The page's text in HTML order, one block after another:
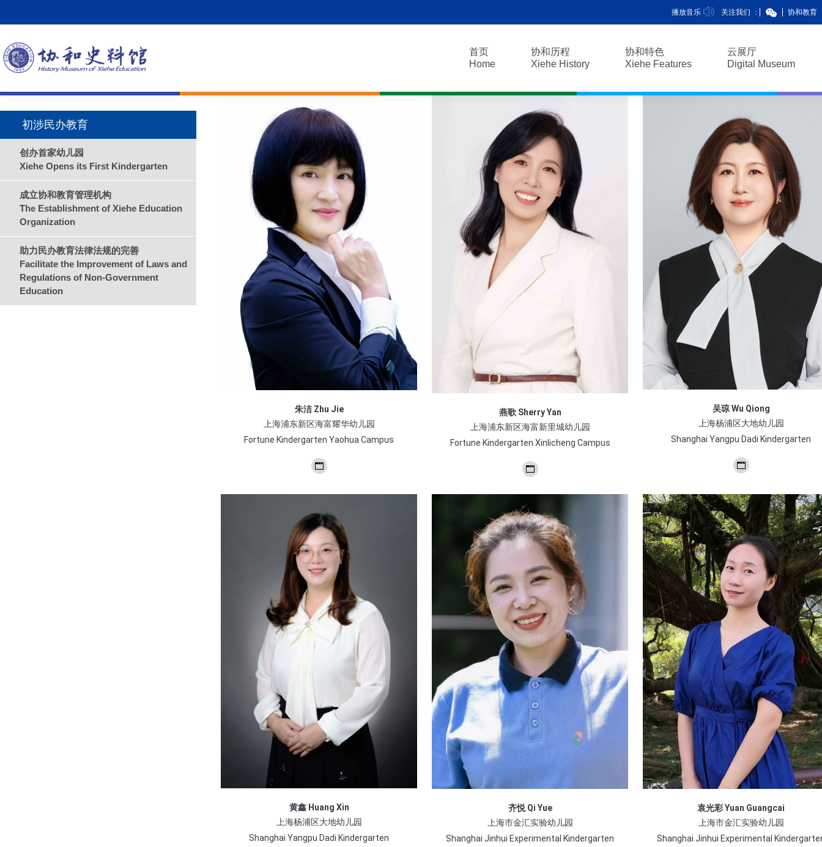
播放音乐 关注我们 ： 协和教育
首页
Home
协和历程
Xiehe History
协和特色
Xiehe Features
云展厅
Digital Museum
朱洁 Zhu Jie
上海浦东新区海富耀华幼儿园
Fortune Kindergarten Yaohua Campus
个
客/
站
燕歌 Sherry Yan
上海浦东新区海富新里城幼儿园
Fortune Kindergarten Xinlicheng Campus
个
人
客/
网
吴琼 Wu Qiong
上海杨浦区大地幼儿园
Shanghai Yangpu Dadi Kindergarten
个
博
客/
网
黄鑫 Huang Xin
上海杨浦区大地幼儿园
Shanghai Yangpu Dadi Kindergarten
齐悦 Qi Yue
上海市金汇实验幼儿园
Shanghai Jinhui Experimental Kindergarten
袁光彩 Yuan Guangcai
上海市金汇实验幼儿园
Shanghai Jinhui Experimental
初涉民办教育
创办首家幼儿园
Xiehe Opens its First Kindergarten
成立协和教育管理机构
The Establishment of Xiehe Education
Organization
助力民办教育法律法规的完善
Facilitate the Improvement of Laws and
Regulations of Non-Government
Education
Home
Xiehe History
Xiehe Features
云展厅
Digital Museum